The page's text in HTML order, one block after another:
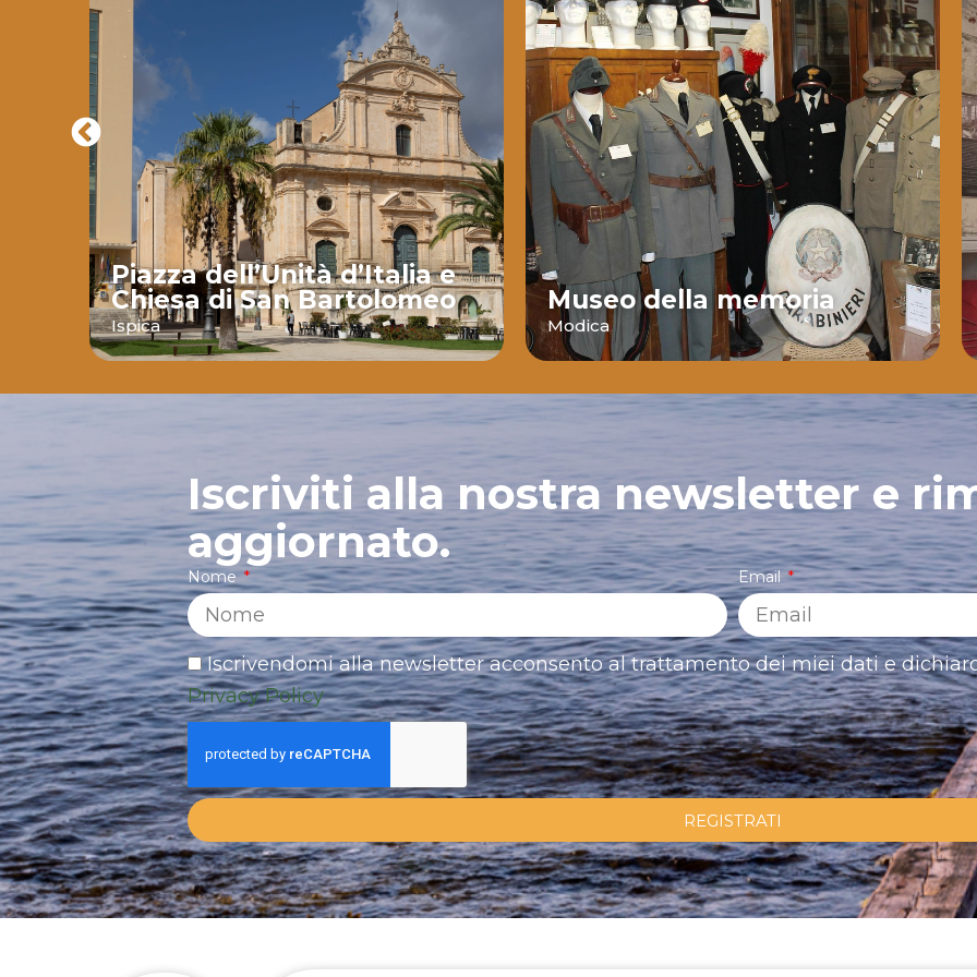
Piazza dell’Unità d’Italia e
Chiesa di San Bartolomeo
Ispica
Museo della memoria
Modica
Iscriviti alla nostra newsletter e
aggiornato.
Nome Email
Iscrivendomi alla newsletter acconsento al trattamento dei miei dati e
Privacy Policy
REGISTRATI